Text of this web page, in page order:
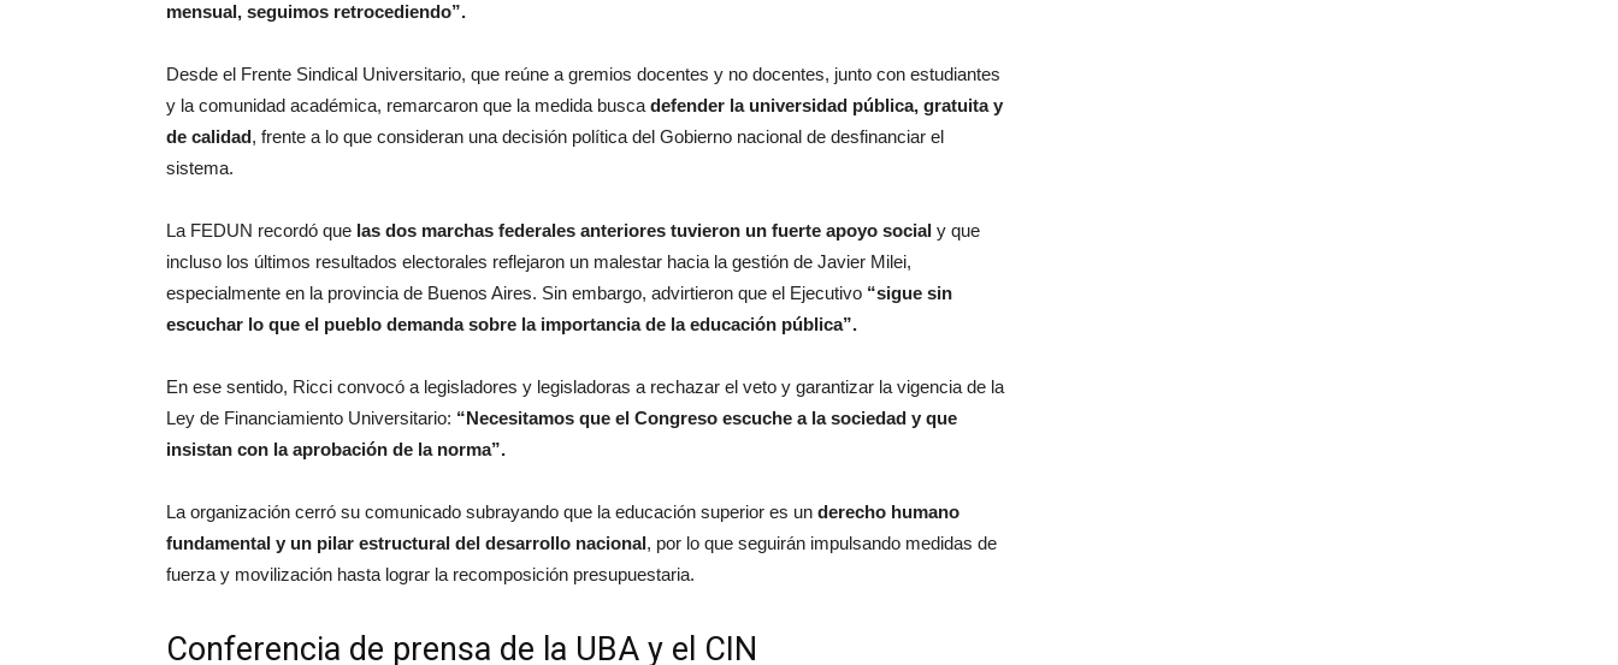
mensual, seguimos retrocediendo”.
Desde el Frente Sindical Universitario, que reúne a gremios docentes y no docentes, junto con estudiantes
y la comunidad académica, remarcaron que la medida busca defender la universidad pública, gratuita y
de calidad, frente a lo que consideran una decisión política del Gobierno nacional de desfinanciar el
sistema.
La FEDUN recordó que las dos marchas federales anteriores tuvieron un fuerte apoyo social y que
incluso los últimos resultados electorales reflejaron un malestar hacia la gestión de Javier Milei,
especialmente en la provincia de Buenos Aires. Sin embargo, advirtieron que el Ejecutivo “sigue sin
escuchar lo que el pueblo demanda sobre la importancia de la educación pública”.
En ese sentido, Ricci convocó a legisladores y legisladoras a rechazar el veto y garantizar la vigencia de la
Ley de Financiamiento Universitario: “Necesitamos que el Congreso escuche a la sociedad y que
insistan con la aprobación de la norma”.
La organización cerró su comunicado subrayando que la educación superior es un derecho humano
fundamental y un pilar estructural del desarrollo nacional, por lo que seguirán impulsando medidas de
fuerza y movilización hasta lograr la recomposición presupuestaria.
Conferencia de prensa de la UBA y el CIN